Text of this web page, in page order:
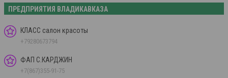
ПРЕДПРИЯТИЯ ВЛАДИКАВКАЗА
КЛАСС салон красоты
+79280673794
ФАП С.КАРДЖИН
+7(867)355-91-75